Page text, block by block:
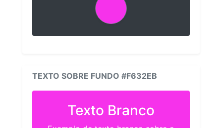
TEXTO SOBRE FUNDO #F632EB
Texto Branco